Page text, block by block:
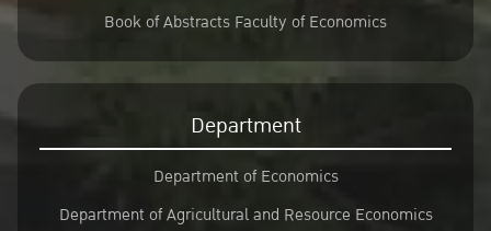
Book of Abstracts Faculty of Economics
Department
Department of Economics
Department of Agricultural and Resource Economics